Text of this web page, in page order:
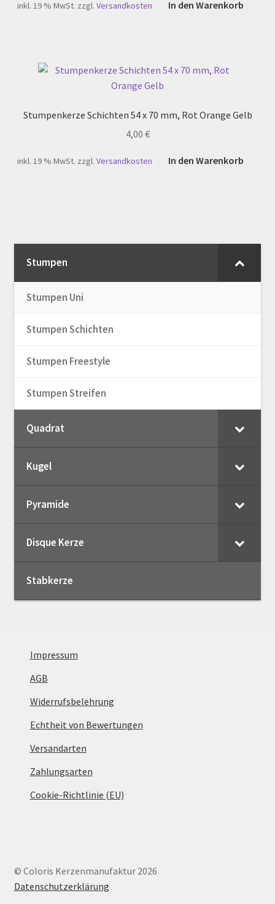
inkl. 19 % MwSt. zzgl.Versandkosten In den Warenkorb
Stumpenkerze Schichten 54 x 70 mm, Rot Orange Gelb
4,00 €
inkl. 19 % MwSt. zzgl.Versandkosten In den Warenkorb
Stumpen
Stumpen Uni
Stumpen Schichten
Stumpen Freestyle
Stumpen Streifen
Quadrat
Kugel
Pyramide
Disque Kerze
Stabkerze
Impressum
AGB
Widerrufsbelehrung
Echtheit von Bewertungen
Versandarten
Zahlungsarten
Cookie-Richtlinie (EU)
© Coloris Kerzenmanufaktur 2026
Datenschutzerklärung